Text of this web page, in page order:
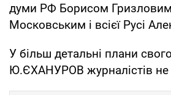
думи РФ Борисом Гризловим
Московським і всієї Русі
У більш детальні плани
Ю.ЄХАНУРОВ журналістів не